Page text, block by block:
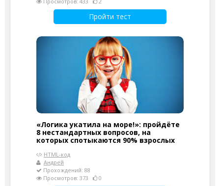
Пройти тест
«Логика укатила на море!»: пройдёте
8 нестандартных вопросов, на
которых спотыкаются 90% взрослых
HTML-код
Андрей
Прохождений: 88
Просмотров: 373
0